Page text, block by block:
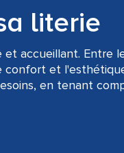
literie
accueillant. Entre
confort et
en tenant